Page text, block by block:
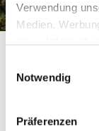
Verwendung
Medien,
Rahmen Ihrer
Notwendig
Präferenzen
Startseite